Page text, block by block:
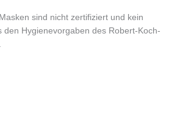
sind nicht zertifiziert und kein
den Hygienevorgaben des Robert-Koch-